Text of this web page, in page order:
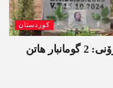
کوردستان
ل ئامەدێ ئۆپەراسیۆنا تاوانێن ئەلکترۆنی: 2 گومانبار ھاتن